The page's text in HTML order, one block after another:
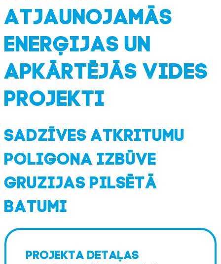
ATJAUNOJAMĀS
ENERĢIJAS UN
APKĀRTĒJĀS VIDES
PROJEKTI
SADZĪVES ATKRITUMU
POLIGONA IZBŪVE
GRUZIJAS PILSĒTĀ
BATUMI
PROJEKTA DETAĻAS